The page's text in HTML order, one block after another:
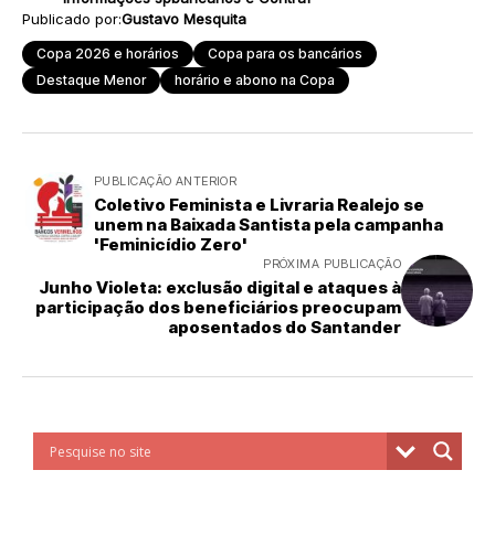
Publicado por:Gustavo Mesquita
Copa 2026 e horários
Copa para os bancários
Destaque Menor
horário e abono na Copa
PUBLICAÇÃO ANTERIOR
Coletivo Feminista e Livraria Realejo se
unem na Baixada Santista pela campanha
'Feminicídio Zero'
PRÓXIMA PUBLICAÇÃO
Junho Violeta: exclusão digital e ataques à
participação dos beneficiários preocupam
aposentados do Santander